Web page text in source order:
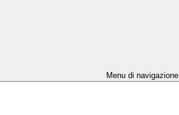
Menu di navigazione